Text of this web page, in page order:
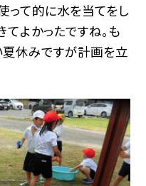
って的に水を当てをし
よかったですね。も
夏休みですが計画を立